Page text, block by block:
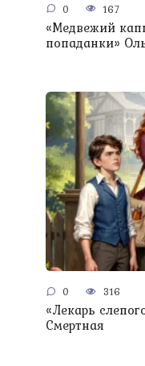
0 167
«Медвежий
попаданки»
0 316
«Лекарь
Смертная